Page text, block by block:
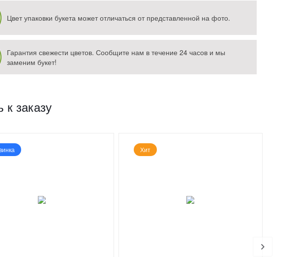
Цвет упаковки букета может отличаться от представленной на фото.
Гарантия свежести цветов. Сообщите нам в течение 24 часов и мы
заменим букет!
к заказу
Хит